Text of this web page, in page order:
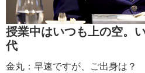
授業中はいつも上の空。
代
金丸：早速ですが、ご出身は？